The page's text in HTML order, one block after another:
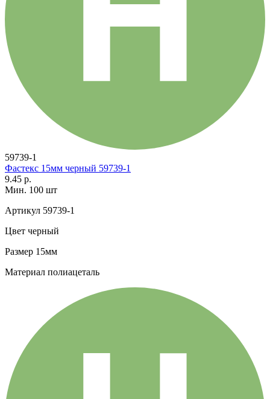
59739-1
Фастекс 15мм черный 59739-1
9.45 р.
Мин. 100 шт
Артикул 59739-1
Цвет черный
Размер 15мм
Материал полиацеталь